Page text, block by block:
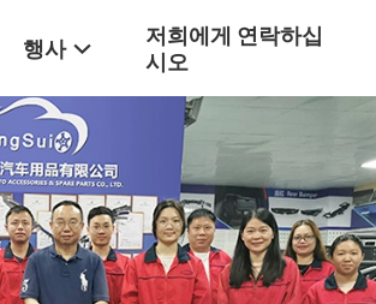
행사
저희에게 연락하십
시오